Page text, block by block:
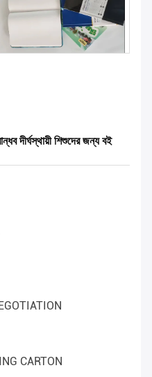
দীর্ঘস্থায়ী শিশুদের জন্য বই
CARTON